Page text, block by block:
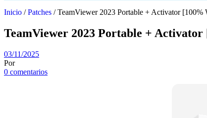
Inicio /Patches / TeamViewer 2023 Portable + Activator [100%
TeamViewer 2023 Portable +
03/11/2025
Por
0 comentarios